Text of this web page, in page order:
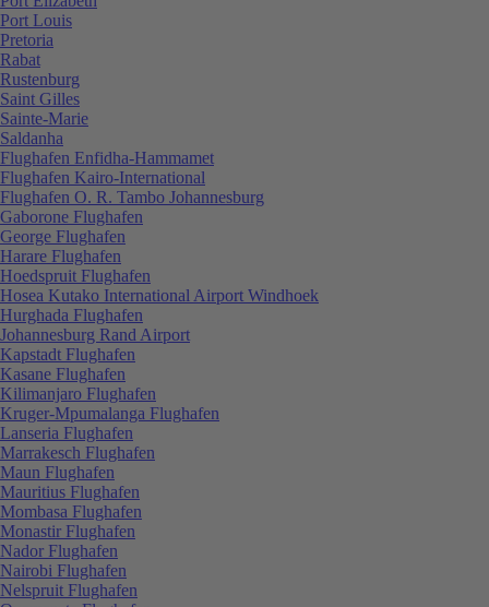
Port Louis
Pretoria
Rabat
Rustenburg
Saint Gilles
Sainte-Marie
Saldanha
Flughafen Enfidha-Hammamet
Flughafen Kairo-International
Flughafen O. R. Tambo Johannesburg
Gaborone Flughafen
George Flughafen
Harare Flughafen
Hoedspruit Flughafen
Hosea Kutako International Airport Windhoek
Hurghada Flughafen
Johannesburg Rand Airport
Kapstadt Flughafen
Kasane Flughafen
Kilimanjaro Flughafen
Kruger-Mpumalanga Flughafen
Lanseria Flughafen
Marrakesch Flughafen
Maun Flughafen
Mauritius Flughafen
Mombasa Flughafen
Monastir Flughafen
Nador Flughafen
Nairobi Flughafen
Nelspruit Flughafen